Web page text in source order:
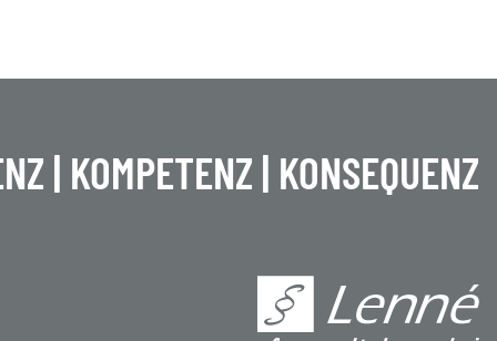
| KOMPETENZ | KONSEQUENZ